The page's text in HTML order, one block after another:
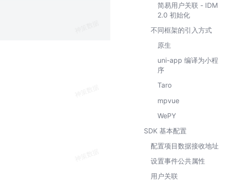
简易用户关联 - IDM
2.0 初始化
不同框架的引入方式
原生
uni-app 编译为小程
序
Taro
mpvue
WePY
SDK 基本配置
配置项目数据接收地址
设置事件公共属性
用户关联